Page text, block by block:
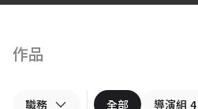
作品
職務 全部 導演組 4